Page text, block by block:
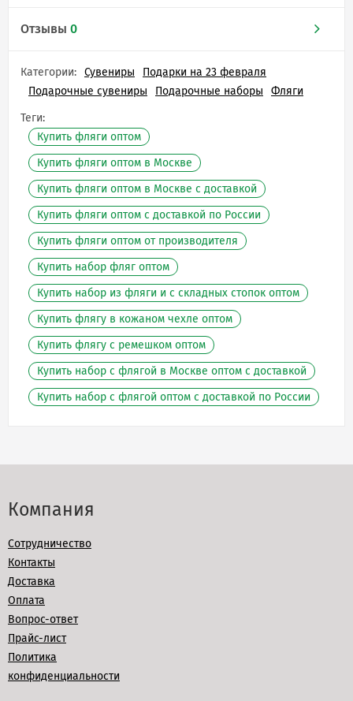
Отзывы 0
Категории: Сувениры
Подарки на 23 февраля
Подарочные сувениры
Подарочные наборы
Фляги
Теги:
Купить фляги оптом
Купить фляги оптом в Москве
Купить фляги оптом в Москве с доставкой
Купить фляги оптом с доставкой по России
Купить фляги оптом от производителя
Купить набор фляг оптом
Купить набор из фляги и с складных стопок оптом
Купить флягу в кожаном чехле оптом
Купить флягу с ремешком оптом
Купить набор с флягой в Москве оптом с доставкой
Купить набор с флягой оптом с доставкой по России
Компания
Сотрудничество
Контакты
Доставка
Оплата
Вопрос-ответ
Прайс-лист
Политика
конфиденциальности